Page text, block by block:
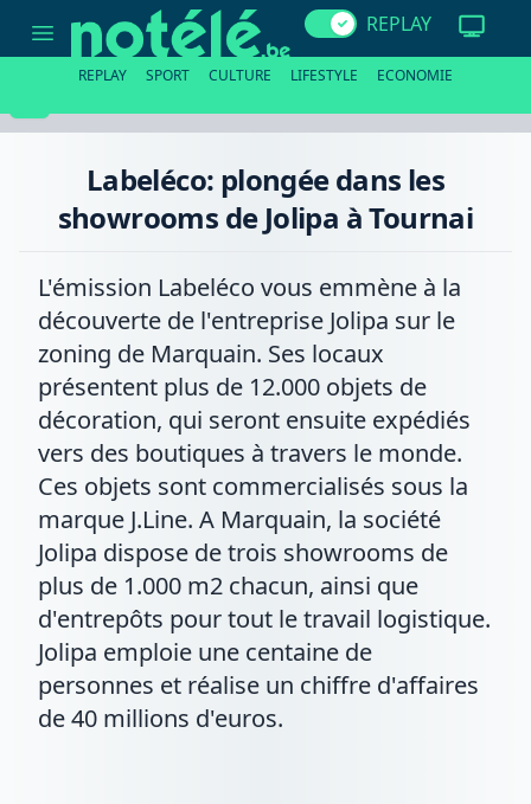
plongée
Jolipa
REPLAY
REPLAY SPORT CULTURE LIFESTYLE ECONOMIE
Labeléco: plongée dans les
showrooms de Jolipa à Tournai
L'émission Labeléco vous emmène à la
découverte de l'entreprise Jolipa sur le
zoning de Marquain. Ses locaux
présentent plus de 12.000 objets de
décoration, qui seront ensuite expédiés
vers des boutiques à travers le monde.
Ces objets sont commercialisés sous la
marque J.Line. A Marquain, la société
Jolipa dispose de trois showrooms de
plus de 1.000 m2 chacun, ainsi que
d'entrepôts pour tout le travail logistique.
Jolipa emploie une centaine de
personnes et réalise un chiffre d'affaires
de 40 millions d'euros.